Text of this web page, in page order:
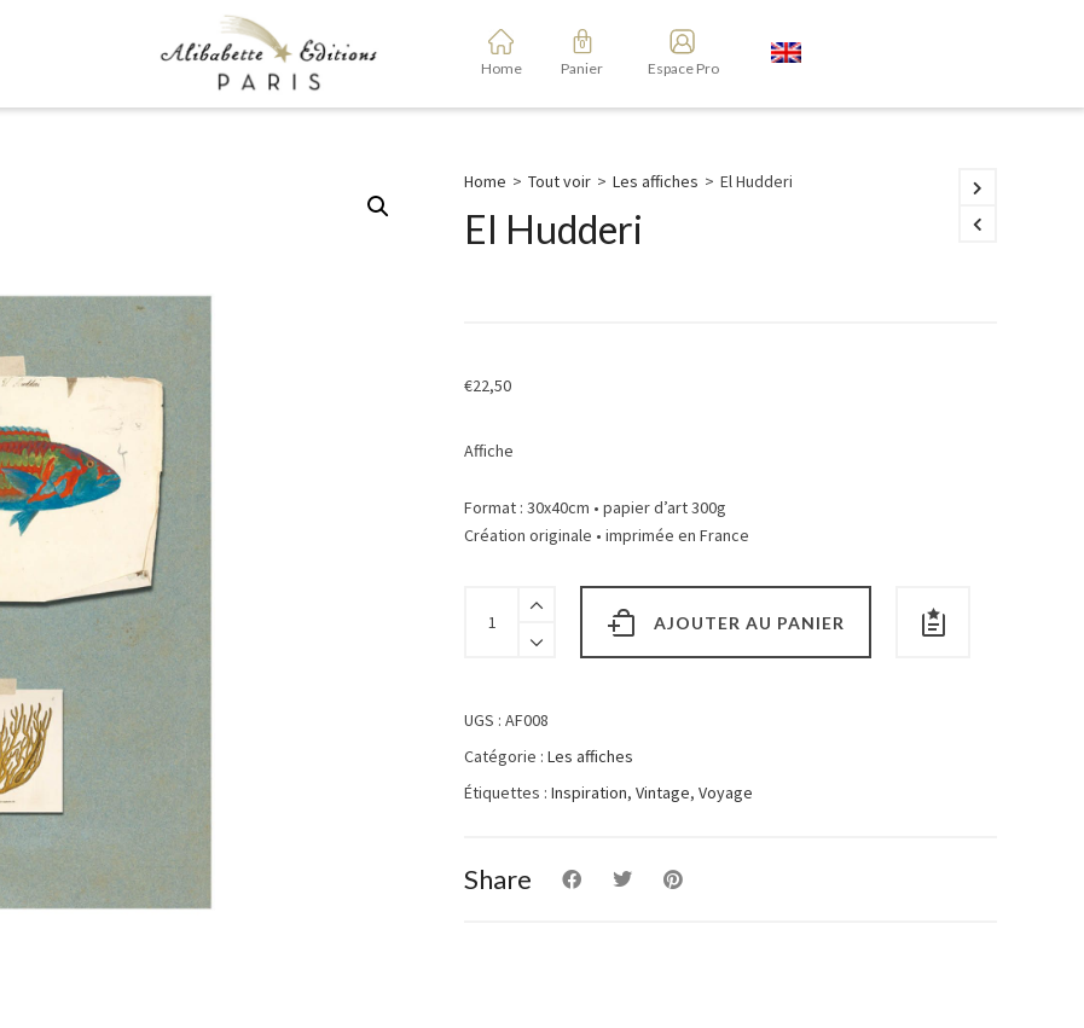
Home Panier Espace Pro
Home > Tout voir > Les affiches > El Hudderi
El Hudderi
€22,50
Affiche
Format : 30x40cm • papier d’art 300g
Création originale • imprimée en France
AJOUTER AU PANIER
UGS : AF008
Catégorie : Les affiches
Étiquettes : Inspiration, Vintage, Voyage
Share